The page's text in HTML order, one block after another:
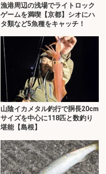
漁港周辺の浅場でライトロック
ゲームを満喫【京都】シオにハ
タ類など5魚種をキャッチ！
山陰イカメタル釣行で胴長20cm
サイズを中心に118匹と数釣り
堪能【島根】